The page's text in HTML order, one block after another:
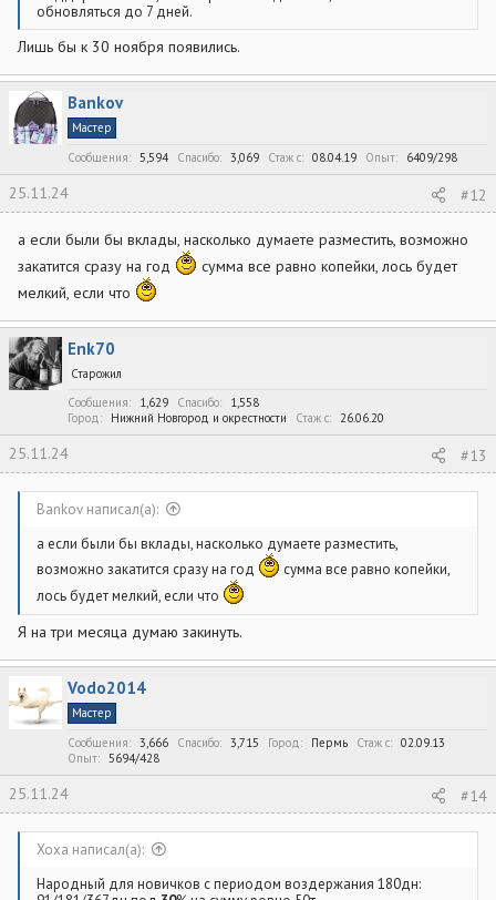
обновляться до 7 дней.
Лишь бы к 30 ноября появились.
Bankov
Мастер
Сообщения
5,594 Спасибо 3,069 Стаж c 08.04.19 Опыт 6409/298
25.11.24 #12
а если были бы вклады, насколько думаете разместить, возможно
закатится сразу на год
сумма все равно копейки, лось будет
мелкий, если что
Enk70
Старожил
Сообщения
1,629 Спасибо
1,558
Город
Нижний Новгород и окрестности Стаж c 26.06.20
25.11.24 #13
Bankov написал(а):
а если были бы вклады, насколько думаете разместить,
возможно закатится сразу на год
сумма все равно копейки,
лось будет мелкий, если что
Я на три месяца думаю закинуть.
Vodo2014
Мастер
Сообщения
3,666 Спасибо 3,715 Город Пермь Стаж c
02.09.13
Опыт
5694/428
25.11.24 #14
Xoxa написал(а):
Народный для новичков с периодом воздержания 180дн: